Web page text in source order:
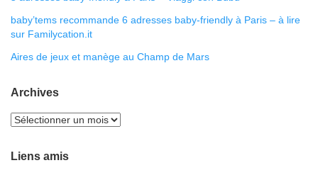
baby’tems recommande 6 adresses baby-friendly à Paris – à lire
sur Familycation.it
Aires de jeux et manège au Champ de Mars
Archives
Liens amis